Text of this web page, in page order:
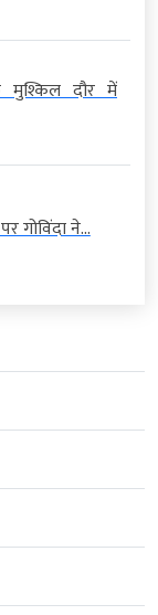
दौर में
गोविंदा ने...